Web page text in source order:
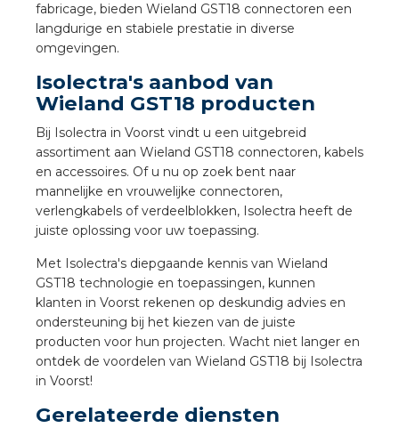
fabricage, bieden Wieland GST18 connectoren een
langdurige en stabiele prestatie in diverse
omgevingen.
Isolectra's aanbod van
Wieland GST18 producten
Bij Isolectra in Voorst vindt u een uitgebreid
assortiment aan Wieland GST18 connectoren, kabels
en accessoires. Of u nu op zoek bent naar
mannelijke en vrouwelijke connectoren,
verlengkabels of verdeelblokken, Isolectra heeft de
juiste oplossing voor uw toepassing.
Met Isolectra's diepgaande kennis van Wieland
GST18 technologie en toepassingen, kunnen
klanten in Voorst rekenen op deskundig advies en
ondersteuning bij het kiezen van de juiste
producten voor hun projecten. Wacht niet langer en
ontdek de voordelen van Wieland GST18 bij Isolectra
in Voorst!
Gerelateerde diensten
GST®
RST®
Academy